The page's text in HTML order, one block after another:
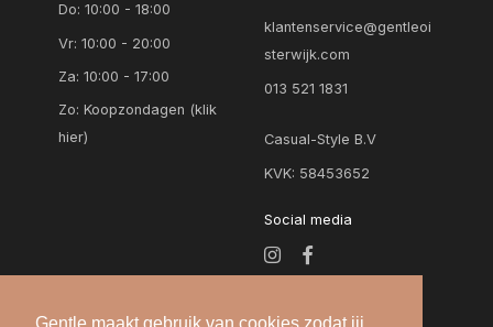
Do: 10:00 - 18:00
Vr: 10:00 - 20:00
Za: 10:00 - 17:00
Zo:Koopzondagen (klik
hier)
klantenservice@gentleoi
sterwijk.com
013 521 1831
Casual-Style B.V
KVK: 58453652
Social media